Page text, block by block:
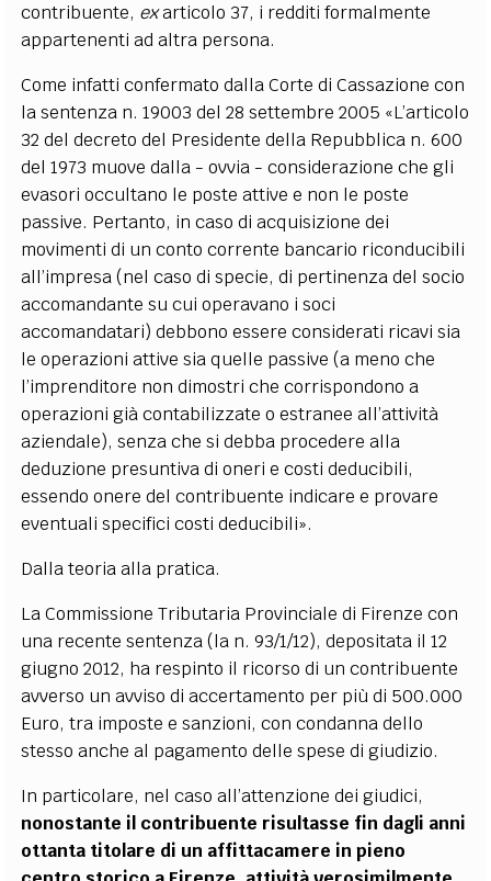
contribuente, exarticolo 37, i redditi formalmente
appartenenti ad altra persona.
Come infatti confermato dalla Corte di Cassazione con
la sentenza n. 19003 del 28 settembre 2005 «L’articolo
32 del decreto del Presidente della Repubblica n. 600
del 1973 muove dalla - ovvia - considerazione che gli
evasori occultano le poste attive e non le poste
passive. Pertanto, in caso di acquisizione dei
movimenti di un conto corrente bancario riconducibili
all’impresa (nel caso di specie, di pertinenza del socio
accomandante su cui operavano i soci
accomandatari) debbono essere considerati ricavi sia
le operazioni attive sia quelle passive (a meno che
l’imprenditore non dimostri che corrispondono a
operazioni già contabilizzate o estranee all’attività
aziendale), senza che si debba procedere alla
deduzione presuntiva di oneri e costi deducibili,
essendo onere del contribuente indicare e provare
eventuali specifici costi deducibili».
Dalla teoria alla pratica.
La Commissione Tributaria Provinciale di Firenze con
una recente sentenza (la n. 93/1/12), depositata il 12
giugno 2012, ha respinto il ricorso di un contribuente
avverso un avviso di accertamento per più di 500.000
Euro, tra imposte e sanzioni, con condanna dello
stesso anche al pagamento delle spese di giudizio.
In particolare, nel caso all’attenzione dei giudici,
nonostante il contribuente risultasse fin dagli anni
ottanta titolare di un affittacamere in pieno